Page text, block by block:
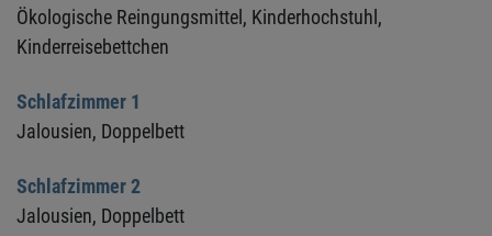
Ökologische Reingungsmittel, Kinderhochstuhl,
Kinderreisebettchen
Schlafzimmer 1
Jalousien, Doppelbett
Schlafzimmer 2
Jalousien, Doppelbett